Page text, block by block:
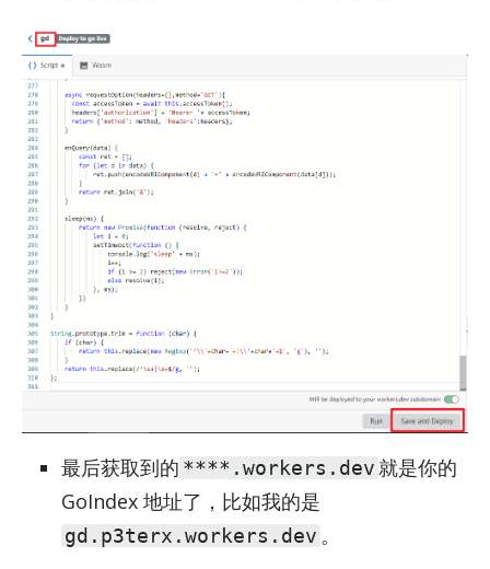
最后获取到的 ****.workers.dev就是你的
GoIndex 地址了，比如我的是
gd.p3terx.workers.dev 。